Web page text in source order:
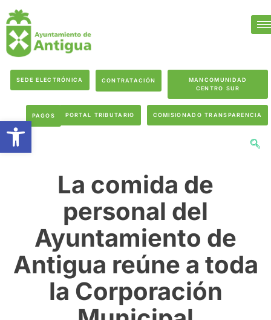
SEDE ELECTRÓNICA CONTRATACIÓN
MANCOMUNIDAD
CENTRO SUR
PAGOS PORTAL TRIBUTARIO COMISIONADO TRANSPARENCIA
La comida de
personal del
Ayuntamiento de
Antigua reúne a toda
la Corporación
Abrir barra de herramientas